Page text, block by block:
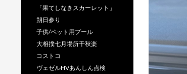
「果てしなきスカーレット」
朔日参り
子供/ペット用プール
大相撲七月場所千秋楽
コストコ
ヴェゼルHVあんしん点検